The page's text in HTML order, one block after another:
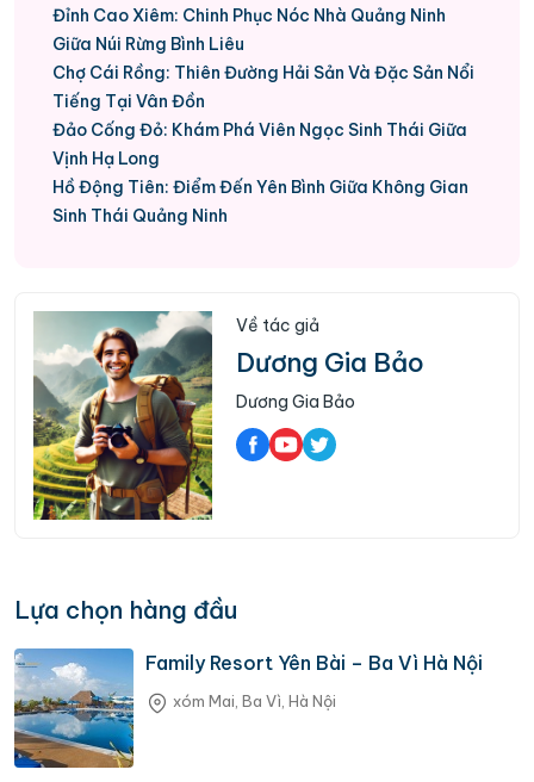
Đỉnh Cao Xiêm: Chinh Phục Nóc Nhà Quảng Ninh
Giữa Núi Rừng Bình Liêu
Chợ Cái Rồng: Thiên Đường Hải Sản Và Đặc Sản Nổi
Tiếng Tại Vân Đồn
Đảo Cống Đỏ: Khám Phá Viên Ngọc Sinh Thái Giữa
Vịnh Hạ Long
Hồ Động Tiên: Điểm Đến Yên Bình Giữa Không Gian
Sinh Thái Quảng Ninh
Về tác giả
Dương Gia Bảo
Dương Gia Bảo
Lựa chọn hàng đầu
Family Resort Yên Bài – Ba Vì Hà Nội
xóm Mai, Ba Vì, Hà Nội